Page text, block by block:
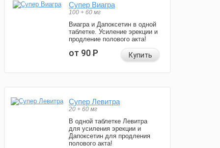
Супер Виагра
100 + 60 мг
Виагра и Дапоксетин в одной
таблетке. Усиление эрекции и
продление полового акта!
от 90Р Купить
Супер Левитра
20 + 60 мг
В одной таблетке Левитра
для усиления эрекции и
Дапоксетин для продления
полового акта!